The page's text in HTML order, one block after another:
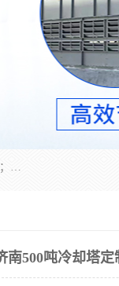
冷却塔广泛应用于工业、电力行业、空调系统等领域。在电力行业中，用于冷却发电机组的循环水；在工业生产中，如化工、冶金等行业，可降低生产过程中产生的热量；在空调系统中，为空调设备提供冷却水源
南500吨冷却塔定